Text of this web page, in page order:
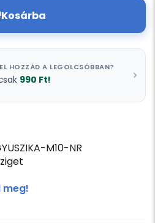
Kosárba
HOZZÁD A LEGOLCSÓBBAN?
990 Ft!
M10-NR
meg!